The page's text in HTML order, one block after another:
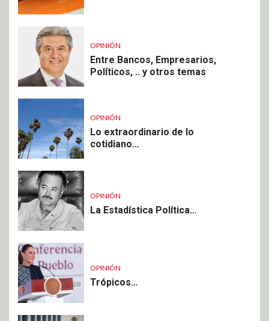
OPINIÓN
Entre Bancos, Empresarios,
Políticos, .. y otros temas
OPINIÓN
Lo extraordinario de lo
cotidiano…
OPINIÓN
La Estadística Política…
OPINIÓN
Trópicos…